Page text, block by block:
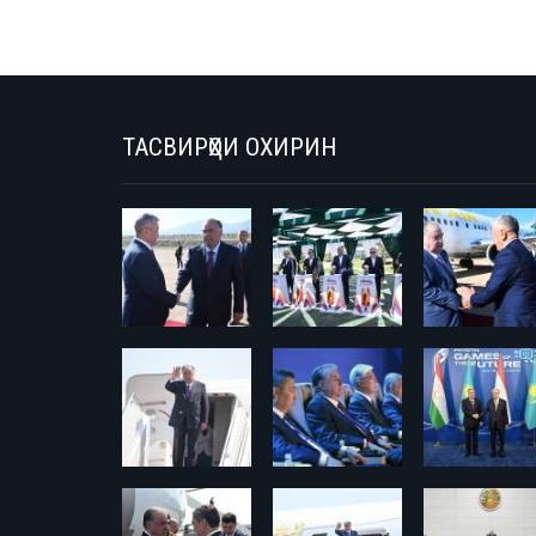
ТАСВИРҲОИ ОХИРИН